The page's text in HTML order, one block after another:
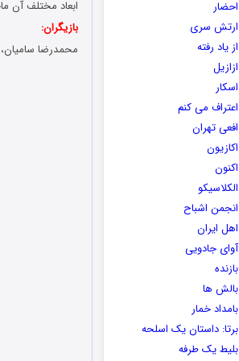
احضار
ارتش سری
از یاد رفته
ازازیل
اسکار
اعتراف می کنم
افعی تهران
اکازیون
اکنون
الکلاسیکو
انجمن اشباح
اهل ایران
آوای جادویی
بازنده
بالش ها
بامداد خمار
برتا: داستان یک اسلحه
بلیط یک‌‌ طرفه
ابعاد مختلف آن
بازیگران:
محمدرضا